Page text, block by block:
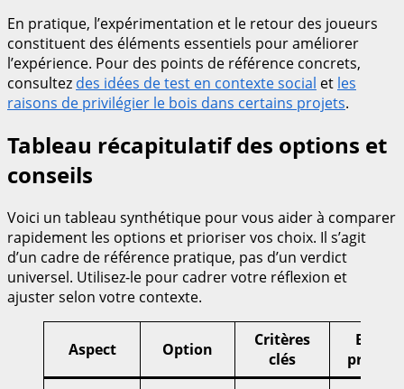
En pratique, l’expérimentation et le retour des joueurs
constituent des éléments essentiels pour améliorer
l’expérience. Pour des points de référence concrets,
consultez des idées de test en contexte social et les
raisons de privilégier le bois dans certains projets.
Tableau récapitulatif des options et
conseils
Voici un tableau synthétique pour vous aider à comparer
rapidement les options et prioriser vos choix. Il s’agit
d’un cadre de référence pratique, pas d’un verdict
universel. Utilisez-le pour cadrer votre réflexion et
ajuster selon votre contexte.
Aspect Option
Critères
clés